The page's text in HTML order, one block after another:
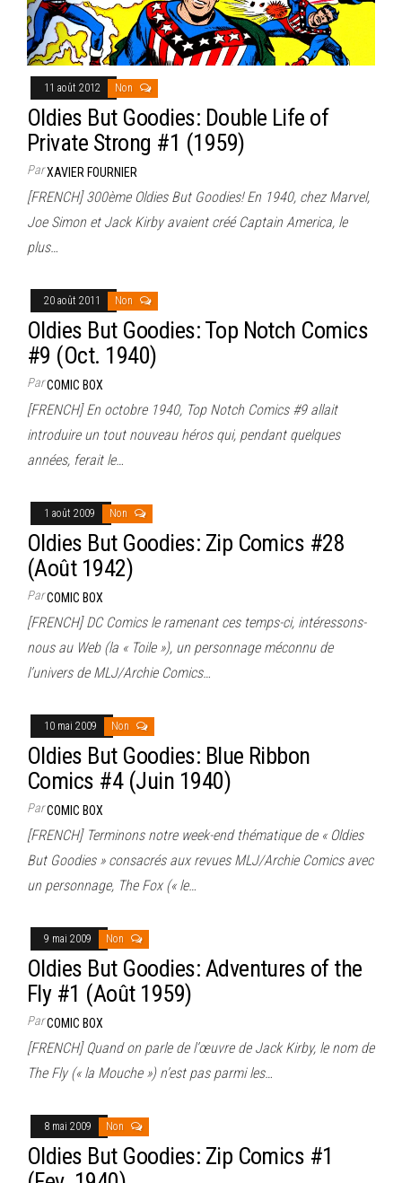
11 août 2012 Non
Oldies But Goodies: Double Life of
Private Strong #1 (1959)
ParXAVIER FOURNIER
[FRENCH] 300ème Oldies But Goodies! En 1940, chez Marvel,
Joe Simon et Jack Kirby avaient créé Captain America, le
plus…
20 août 2011 Non
Oldies But Goodies: Top Notch Comics
#9 (Oct. 1940)
ParCOMIC BOX
[FRENCH] En octobre 1940, Top Notch Comics #9 allait
introduire un tout nouveau héros qui, pendant quelques
années, ferait le…
1 août 2009 Non
Oldies But Goodies: Zip Comics #28
(Août 1942)
ParCOMIC BOX
[FRENCH] DC Comics le ramenant ces temps-ci, intéressons-
nous au Web (la « Toile »), un personnage méconnu de
l’univers de MLJ/Archie Comics…
10 mai 2009 Non
Oldies But Goodies: Blue Ribbon
Comics #4 (Juin 1940)
ParCOMIC BOX
[FRENCH] Terminons notre week-end thématique de « Oldies
But Goodies » consacrés aux revues MLJ/Archie Comics avec
un personnage, The Fox (« le…
9 mai 2009 Non
Oldies But Goodies: Adventures of the
Fly #1 (Août 1959)
ParCOMIC BOX
[FRENCH] Quand on parle de l’œuvre de Jack Kirby, le nom de
The Fly (« la Mouche ») n’est pas parmi les…
8 mai 2009 Non
Oldies But Goodies: Zip Comics #1